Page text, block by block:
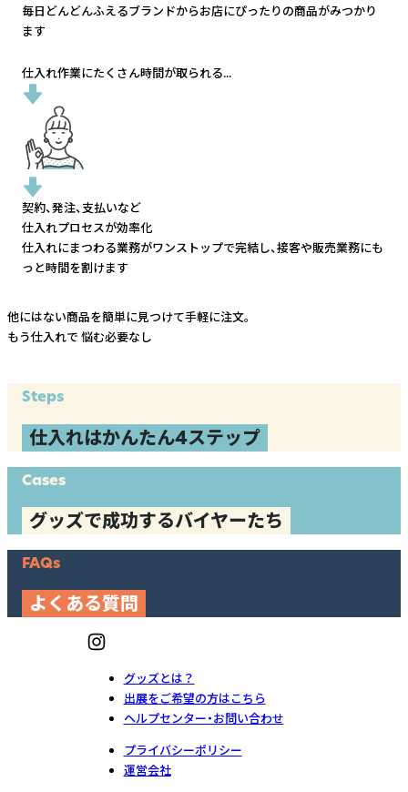
毎日どんどんふえるブランドからお店にぴったりの商品がみつかり
ます
仕入れ作業にたくさん時間が取られる...
契約、発注、支払いなど
仕入れプロセスが効率化
仕入れにまつわる業務がワンストップで完結し、接客や販売業務にも
っと時間を割けます
他にはない商品を簡単に見つけて手軽に注文。
もう仕入れで 悩む必要なし
Steps
仕入れはかんたん4ステップ
Cases
グッズで成功するバイヤーたち
FAQs
よくある質問
グッズとは？
出展をご希望の方はこちら
ヘルプセンター・お問い合わせ
プライバシーポリシー
運営会社